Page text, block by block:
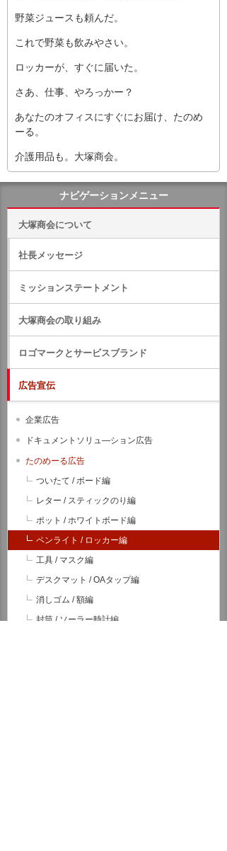
野菜ジュースも頼んだ。
これで野菜も飲みやさい。
ロッカーが、すぐに届いた。
さあ、仕事、やろっかー？
あなたのオフィスにすぐにお届け、たのめ
ーる。
介護用品も。大塚商会。
ナビゲーションメニュー
大塚商会について
社長メッセージ
ミッションステートメント
大塚商会の取り組み
ロゴマークとサービスブランド
広告宣伝
企業広告
ドキュメントソリュ―ション広告
たのめーる広告
ついたて / ボード編
レター / スティックのり編
ポット / ホワイトボード編
ペンライト / ロッカー編
工具 / マスク編
デスクマット / OAタップ編
消しゴム / 額編
封筒 / ソーラー時計編